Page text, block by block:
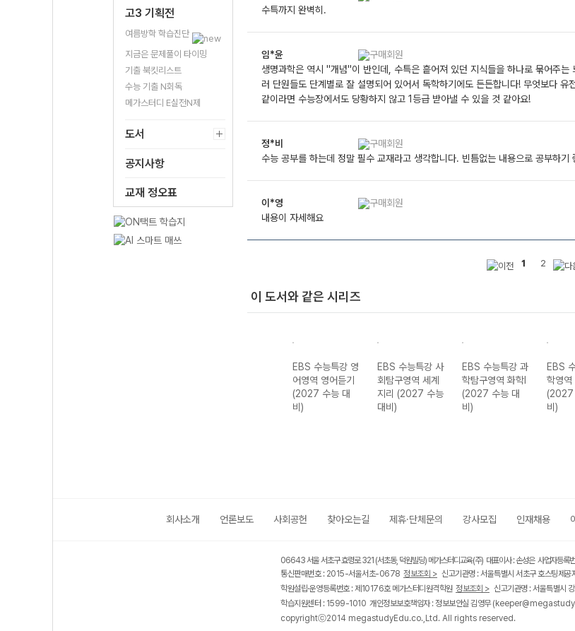
고3 기획전
여름방학 학습진단
지금은 문제풀이 타이밍
기출 북킷리스트
수능 기출 N회독
메가스터디 E실전N제
도서
공지사항
교재 정오표
수특까지 완벽히.
임*윤
생명과학은 역시 ''개념''이 반인데, 수특은 흩어져 있던 지식들을 하나로 묶어주
러 단원들도 단계별로 잘 설명되어 있어서 독학하기에도 든든합니다! 무엇보다
같이라면 수능장에서도 당황하지 않고 1등급 받아낼 수 있을 것 같아요!
정*비
수능 공부를 하는데 정말 필수 교재라고 생각합니다. 빈틈없는 내용으로 공부하
이*영
내용이 자세해요
1 2
이 도서와 같은 시리즈
EBS 수능특강 영
어영역 영어듣기
(2027 수능 대
비)
EBS 수능특강 사
회탐구영역 세계
지리 (2027 수능
대비)
EBS 수능특강 과
학탐구영역 화학I
(2027 수능 대
비)
EBS
학영역
(2027
비)
회사소개 언론보도 사회공헌 찾아오는길 제휴·단체문의 강사모집 인재채용
06643 서울 서초구 효령로 321 (서초동, 덕원빌딩) 메가스터디교육(주) 대표이사 : 손성은 사업자
통신판매번호 : 2015-서울서초-0678 정보조회 > 신고기관명 : 서울특별시 서초구 호스팅제공
학원설립·운영등록번호 : 제10176호 메가스터디원격학원 정보조회 > 신고기관명 : 서울특별시
학습지원센터 : 1599-1010 개인정보보호책임자 : 정보보안실 김영무
copyrightⓒ2014 megastudyEdu.co.,Ltd. All rights reserved.